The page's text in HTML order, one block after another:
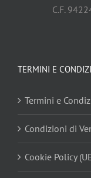
C.F.
TERMINI E
Termini e
Condizioni di
Cookie Policy